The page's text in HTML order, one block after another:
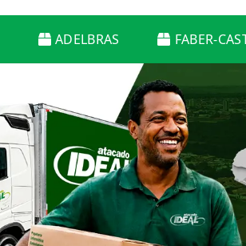
ADELBRAS FABER-